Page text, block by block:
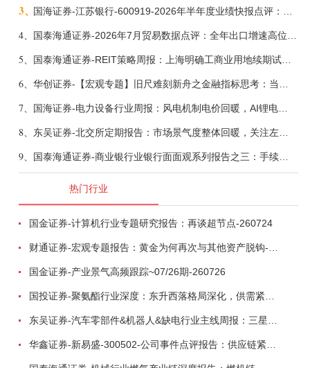
3、
4、
5、 国泰海通证券-REIT策略周报：上海明确工商业用地续期试行框架-260808
6、
7、 国海证券-电力设备行业周报：风电机制电价回暖，AI锂电全链维持高景气-260808
8、 东吴证券-北交所定期报告：市场景气度整体回暖，关注左侧窗口机会-260808
9、 国泰海通证券-商业银行业银行面面观系列报告之三：手续费收入，轻资本布局再发力-260808
热门行业
国金证券-计算机行业专题研究报告：再谈超节点-260724
国金证券-产业景气高频跟踪~07/26期-260726